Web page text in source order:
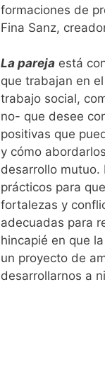
formaciones de
Fina Sanz,
La parejaestá
que trabajan en
trabajo social,
no- que desee
positivas que
y cómo
desarrollo mutuo.
prácticos para
fortalezas y
adecuadas para
hincapié en que
un proyecto de
desarrollarnos a